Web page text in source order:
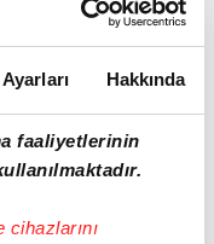
Hakkında
faaliyetlerinin
cihazlarını